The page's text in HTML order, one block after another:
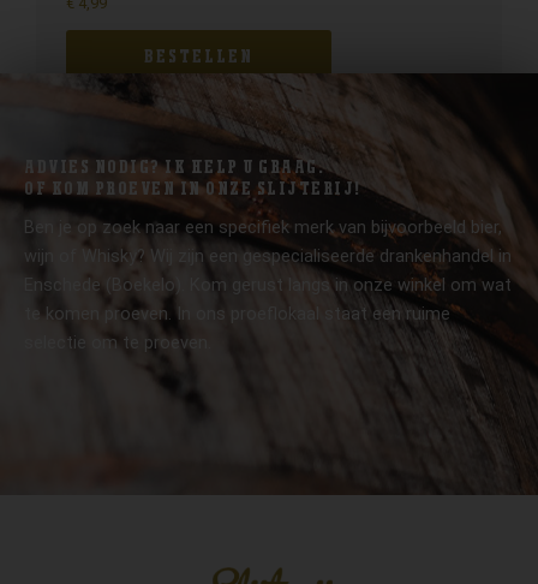
BESTELLEN
ADVIES NODIG? IK HELP U GRAAG.
OF KOM PROEVEN IN ONZE SLIJTERIJ!
Ben je op zoek naar een specifiek merk van bijvoorbeeld bier,
wijn of Whisky? Wij zijn een gespecialiseerde drankenhandel in
Enschede (Boekelo). Kom gerust langs in onze winkel om wat
te komen proeven. In ons proeflokaal staat een ruime
selectie om te proeven.